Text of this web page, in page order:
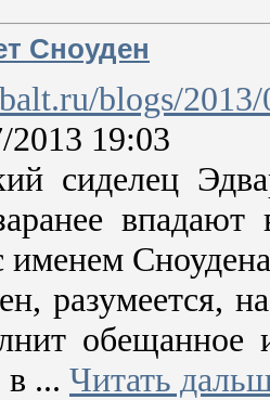
Сноуден
blogs/
2013 19:03
сиделец
именем
разумеется,
в ... Читать